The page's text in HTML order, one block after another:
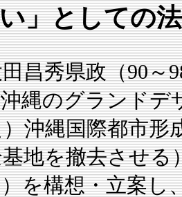
」としての
秀県政（90～
縄のグランド
沖縄国際都市形
地を撤去させ
を構想・立案し